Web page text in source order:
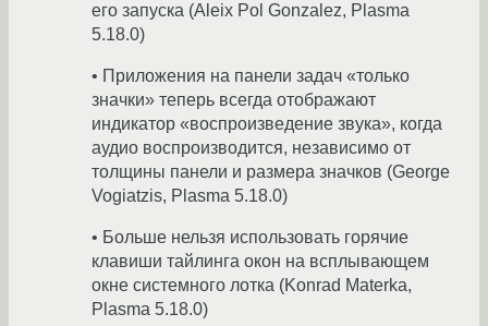
его запуска (Aleix Pol Gonzalez, Plasma
5.18.0)
• Приложения на панели задач «только
значки» теперь всегда отображают
индикатор «воспроизведение звука», когда
аудио воспроизводится, независимо от
толщины панели и размера значков (George
Vogiatzis, Plasma 5.18.0)
• Больше нельзя использовать горячие
клавиши тайлинга окон на всплывающем
окне системного лотка (Konrad Materka,
Plasma 5.18.0)